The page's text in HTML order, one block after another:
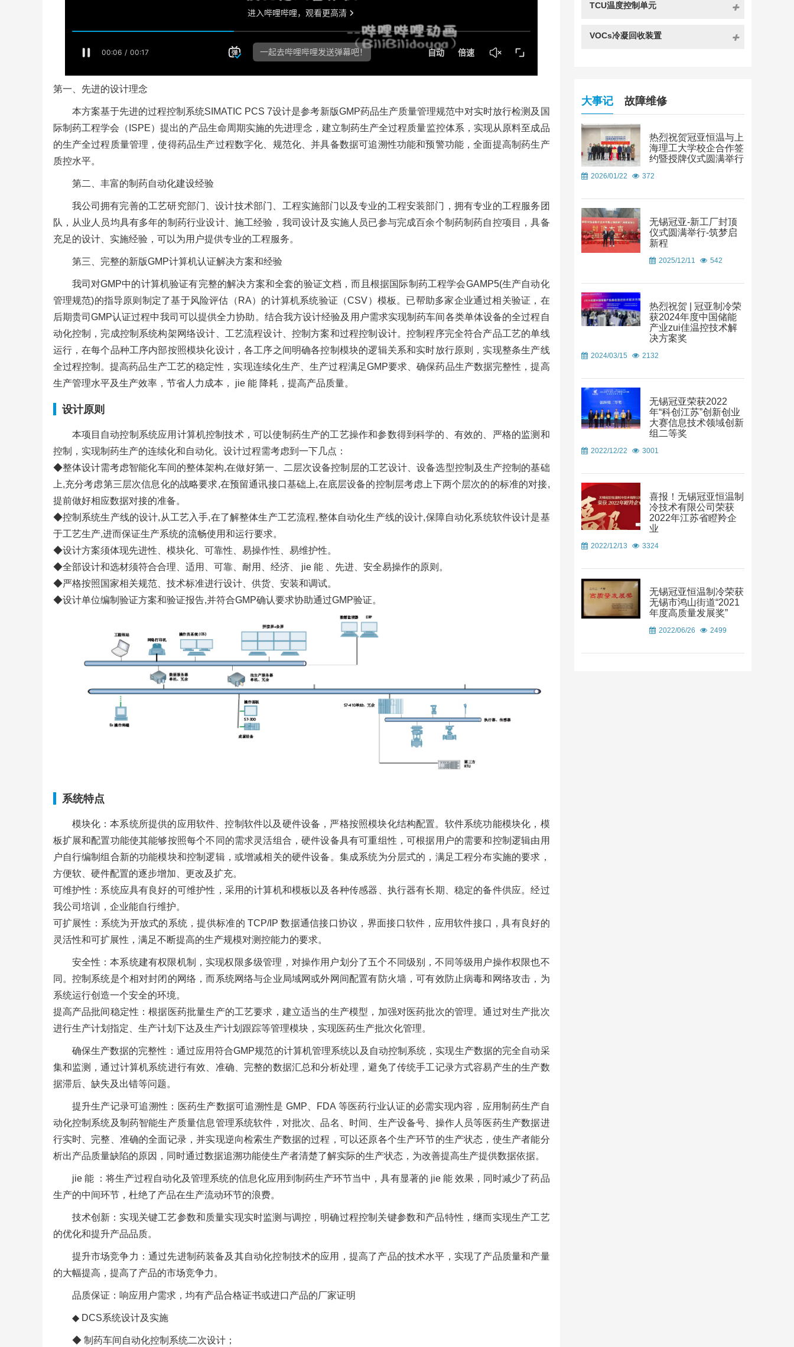
第一、先进的设计理念
本方案基于先进的过程控制系统SIMATIC PCS 7设计是参考新版GMP药品生产质量管理规范中对实时放行检测及国
际制药工程学会（ISPE）提出的产品生命周期实施的先进理念，建立制药生产全过程质量监控体系，实现从原料至成品
的生产全过程质量管理，使得药品生产过程数字化、规范化、并具备数据可追溯性功能和预警功能，全面提高制药生产
质控水平。
第二、丰富的制药自动化建设经验
我公司拥有完善的工艺研究部门、设计技术部门、工程实施部门以及专业的工程安装部门，拥有专业的工程服务团
队，从业人员均具有多年的制药行业设计、施工经验，我司设计及实施人员已参与完成百余个制药制药自控项目，具备
充足的设计、实施经验，可以为用户提供专业的工程服务。
第三、完整的新版GMP计算机认证解决方案和经验
我司对GMP中的计算机验证有完整的解决方案和全套的验证文档，而且根据国际制药工程学会GAMP5(生产自动化
管理规范)的指导原则制定了基于风险评估（RA）的计算机系统验证（CSV）模板。已帮助多家企业通过相关验证，在
后期贵司GMP认证过程中我司可以提供全力协助。结合我方设计经验及用户需求实现制药车间各类单体设备的全过程自
动化控制，完成控制系统构架网络设计、工艺流程设计、控制方案和过程控制设计。控制程序完全符合产品工艺的单线
运行，在每个品种工序内部按照模块化设计，各工序之间明确各控制模块的逻辑关系和实时放行原则，实现整条生产线
全过程控制。提高药品生产工艺的稳定性，实现连续化生产、生产过程满足GMP要求、确保药品生产数据完整性，提高
生产管理水平及生产效率，节省人力成本， jie 能 降耗，提高产品质量。
设计原则
本项目自动控制系统应用计算机控制技术，可以使制药生产的工艺操作和参数得到科学的、有效的、严格的监测和
控制，实现制药生产的连续化和自动化。设计过程需考虑到一下几点：
◆整体设计需考虑智能化车间的整体架构,在做好第一、二层次设备控制层的工艺设计、设备选型控制及生产控制的基础
上,充分考虑第三层次信息化的战略要求,在预留通讯接口基础上,在底层设备的控制层考虑上下两个层次的的标准的对接,
提前做好相应数据对接的准备。
◆控制系统生产线的设计,从工艺入手,在了解整体生产工艺流程,整体自动化生产线的设计,保障自动化系统软件设计是基
于工艺生产,进而保证生产系统的流畅使用和运行要求。
◆设计方案须体现先进性、模块化、可靠性、易操作性、易维护性。
◆全部设计和选材须符合合理、适用、可靠、耐用、经济、 jie 能 、先进、安全易操作的原则。
◆严格按照国家相关规范、技术标准进行设计、供货、安装和调试。
◆设计单位编制验证方案和验证报告,并符合GMP确认要求协助通过GMP验证。
系统特点
模块化：本系统所提供的应用软件、控制软件以及硬件设备，严格按照模块化结构配置。软件系统功能模块化，模
板扩展和配置功能使其能够按照每个不同的需求灵活组合，硬件设备具有可重组性，可根据用户的需要和控制逻辑由用
户自行编制组合新的功能模块和控制逻辑，或增减相关的硬件设备。集成系统为分层式的，满足工程分布实施的要求，
方便软、硬件配置的逐步增加、更改及扩充。
可维护性：系统应具有良好的可维护性，采用的计算机和模板以及各种传感器、执行器有长期、稳定的备件供应。经过
我公司培训，企业能自行维护。
可扩展性：系统为开放式的系统，提供标准的 TCP/IP 数据通信接口协议，界面接口软件，应用软件接口，具有良好的
灵活性和可扩展性，满足不断提高的生产规模对测控能力的要求。
安全性：本系统建有权限机制，实现权限多级管理，对操作用户划分了五个不同级别，不同等级用户操作权限也不
同。控制系统是个相对封闭的网络，而系统网络与企业局域网或外网间配置有防火墙，可有效防止病毒和网络攻击，为
系统运行创造一个安全的环境。
提高产品批间稳定性：根据医药批量生产的工艺要求，建立适当的生产模型，加强对医药批次的管理。通过对生产批次
进行生产计划指定、生产计划下达及生产计划跟踪等管理模块，实现医药生产批次化管理。
确保生产数据的完整性：通过应用符合GMP规范的计算机管理系统以及自动控制系统，实现生产数据的完全自动采
集和监测，通过计算机系统进行有效、准确、完整的数据汇总和分析处理，避免了传统手工记录方式容易产生的生产数
据滞后、缺失及出错等问题。
提升生产记录可追溯性：医药生产数据可追溯性是 GMP、FDA 等医药行业认证的必需实现内容，应用制药生产自
动化控制系统及制药智能生产质量信息管理系统软件，对批次、品名、时间、生产设备号、操作人员等医药生产数据进
行实时、完整、准确的全面记录，并实现逆向检索生产数据的过程，可以还原各个生产环节的生产状态，使生产者能分
析出产品质量缺陷的原因，同时通过数据追溯功能使生产者清楚了解实际的生产状态，为改善提高生产提供数据依据。
jie 能 ：将生产过程自动化及管理系统的信息化应用到制药生产环节当中，具有显著的 jie 能 效果，同时减少了药品
生产的中间环节，杜绝了产品在生产流动环节的浪费。
技术创新：实现关键工艺参数和质量实现实时监测与调控，明确过程控制关键参数和产品特性，继而实现生产工艺
的优化和提升产品品质。
提升市场竞争力：通过先进制药装备及其自动化控制技术的应用，提高了产品的技术水平，实现了产品质量和产量
的大幅提高，提高了产品的市场竞争力。
品质保证：响应用户需求，均有产品合格证书或进口产品的厂家证明
◆ DCS系统设计及实施
◆ 制药车间自动化控制系统二次设计；
TCU温度控制单元
VOCs冷凝回收装置
大事记 故障维修
热烈祝贺冠亚恒温与上
海理工大学校企合作签
约暨授牌仪式圆满举行
2026/01/22 372
无锡冠亚-新工厂封顶
仪式圆满举行-筑梦启
新程
2025/12/11 542
热烈祝贺 | 冠亚制冷荣
获2024年度中国储能
产业zui佳温控技术解
决方案奖
2024/03/15 2132
无锡冠亚荣获2022
年“科创江苏”创新创业
大赛信息技术领域创新
组二等奖
2022/12/22 3001
喜报！无锡冠亚恒温制
冷技术有限公司荣获
2022年江苏省瞪羚企
业
2022/12/13 3324
无锡冠亚恒温制冷荣获
无锡市鸿山街道“2021
年度高质量发展奖”
2022/06/26 2499